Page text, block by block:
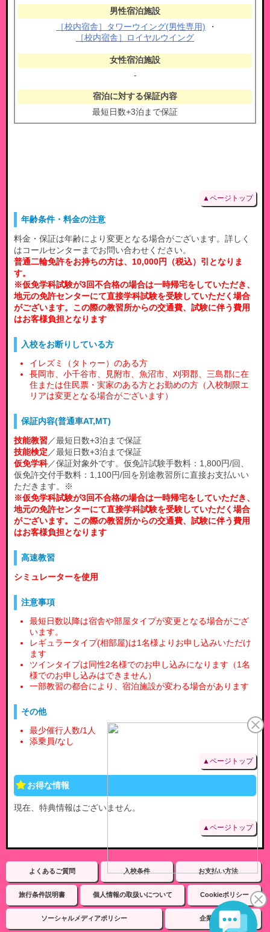
［校内宿舎］タワーウイング(男性専用)
・
［校内宿舎］ロイヤルウイング
-
最短日数+3泊まで保証
▲ページトップ
年齢条件・料金の注意
料金・保証は年齢により変更となる場合がございます。詳しく
はコールセンターまでお問い合わせください。
普通二輪免許をお持ちの方は、10,000円（税込）引となりま
す。
※仮免学科試験が3回不合格の場合は一時帰宅をしていただき、
地元の免許センターにて直接学科試験を受験していただく場合
がございます。この際の教習所からの交通費、試験に伴う費用
はお客様負担となります
入校をお断りしている方
イレズミ（タトゥー）のある方
長岡市、小千谷市、見附市、魚沼市、刈羽郡、三島郡に在
住または住民票・実家のある方とお勤めの方（入校制限エ
リアは変更となる場合がございます）
保証内容(普通車AT,MT)
技能教習／最短日数+3泊まで保証
技能検定 ／最短日数+3泊まで保証
仮免学科／保証対象外です。仮免許試験手数料：1,800円/回、
仮免許交付手数料：1,100円/回を別途教習所に直接お支払いい
ただきます。※
※仮免学科試験が3回不合格の場合は一時帰宅をしていただき、
地元の免許センターにて直接学科試験を受験していただく場合
がございます。この際の教習所からの交通費、試験に伴う費用
はお客様負担となります
高速教習
シミュレーターを使用
注意事項
最短日数以降は宿舎や部屋タイプが変更となる場合がござ
います。
レギュラータイプ(相部屋)は1名様よりお申し込みいただけ
ます
ツインタイプは同性2名様でのお申し込みになります（1名
様でのお申し込みはできません）
一部教習の都合により、宿泊施設が変わる場合があります
その他
最少催行人数/1人
添乗員/なし
▲ページトップ
お得な情報
現在、特典情報はございません。
▲ページトップ
よくあるご質問 入校条件 お支払い方法
旅行条件説明書 個人情報の取扱いについて Cookieポリシー
ソーシャルメディアポリシー 企業情報